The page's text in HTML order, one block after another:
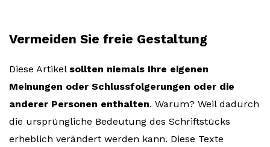
Vermeiden Sie freie Gestaltung
Diese Artikel sollten niemals Ihre eigenen
Meinungen oder Schlussfolgerungen oder die
anderer Personen enthalten. Warum? Weil dadurch
die ursprüngliche Bedeutung des Schriftstücks
erheblich verändert werden kann. Diese Texte